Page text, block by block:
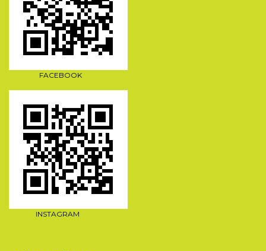
FACEBOOK
INSTAGRAM